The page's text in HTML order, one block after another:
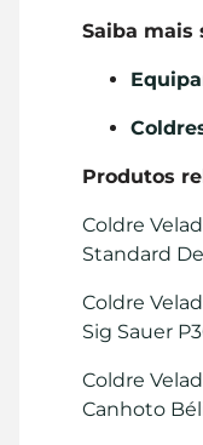
Saiba mais
Produtos
Coldre
Standard
Coldre
Sig Sauer
Coldre
Canhoto